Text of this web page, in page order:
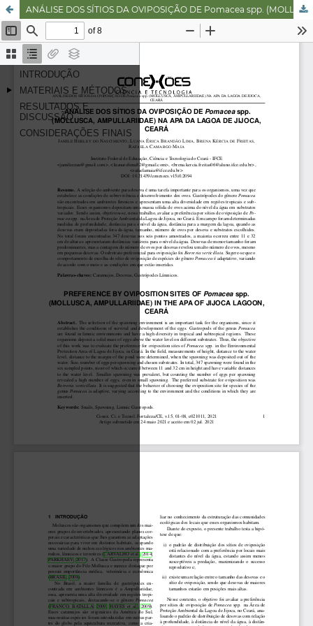
ANÁLISE DOS SÍTIOS DA OVIPOSIÇÃO DE Pomacea spp. (MOLLUSCA, AMPULLARIIDAE) NA APA DA LAGOA DE JIJOCA, CEARÁ